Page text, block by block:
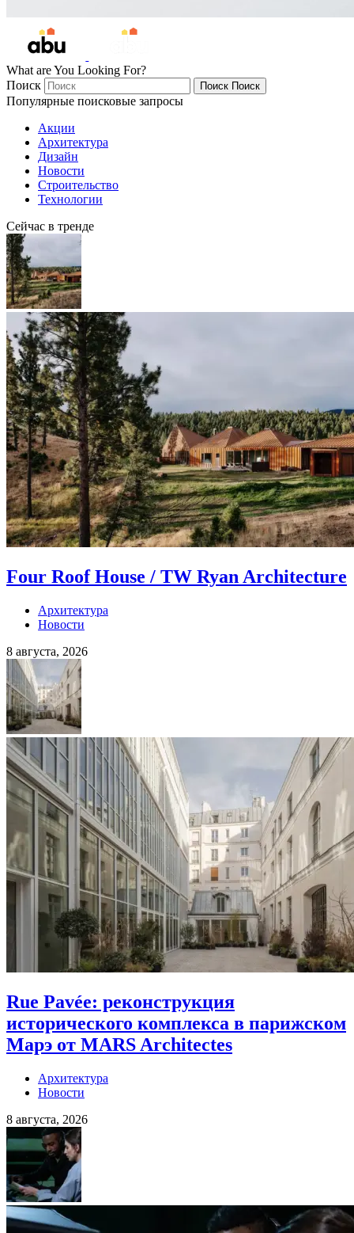
What are You Looking For?
Поиск
Поиск Поиск
Популярные поисковые запросы
Акции
Архитектура
Дизайн
Новости
Строительство
Технологии
Сейчас в тренде
Four Roof House / TW Ryan Architecture
Архитектура
Новости
8 августа, 2026
Rue Pavée: реконструкция
исторического комплекса в парижском
Марэ от MARS Architectes
Архитектура
Новости
8 августа, 2026